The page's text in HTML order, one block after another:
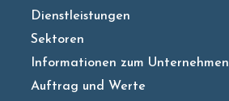
Dienstleistungen
Sektoren
Informationen zum Unternehmen
Auftrag und Werte